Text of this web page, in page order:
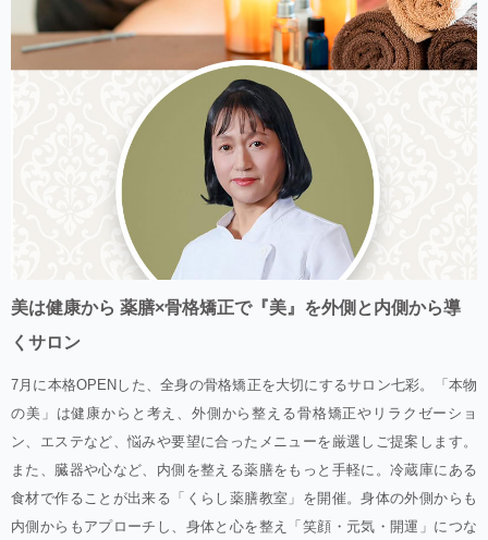
美は健康から 薬膳×骨格矯正で『美』を外側と内側から導
くサロン
7月に本格OPENした、全身の骨格矯正を大切にするサロン七彩。「本物
の美」は健康からと考え、外側から整える骨格矯正やリラクゼーショ
ン、エステなど、悩みや要望に合ったメニューを厳選しご提案します。
また、臓器や心など、内側を整える薬膳をもっと手軽に。冷蔵庫にある
食材で作ることが出来る「くらし薬膳教室」を開催。身体の外側からも
内側からもアプローチし、身体と心を整え「笑顔・元気・開運」につな